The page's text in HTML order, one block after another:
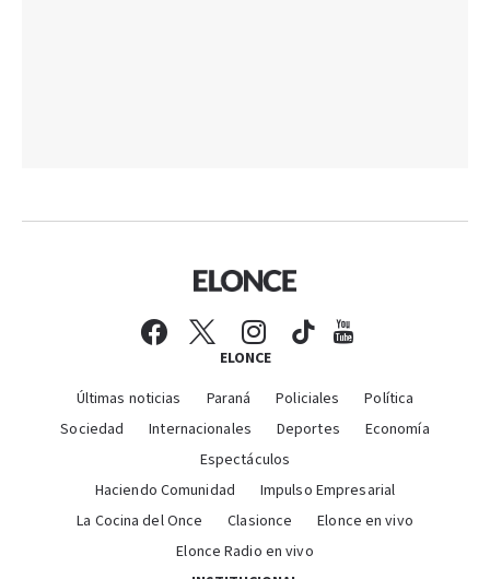
ELONCE
Últimas noticias Paraná Policiales
Política
Sociedad
Internacionales Deportes
Economía
Espectáculos
Haciendo Comunidad
Impulso Empresarial
La Cocina del Once
Clasionce
Elonce en vivo
Elonce Radio en vivo